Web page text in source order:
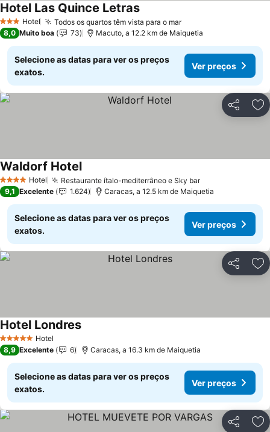
3 EstrelasHotel Todos os quartos têm vista para o mar
Hotel Las Quince Letras
8,0 Muito boa 73 Macuto, a 12.2 km de Maiquetia
Selecione as datas para ver os preços
exatos.
Ver preços
Partilhar
4 EstrelasHotel Restaurante ítalo-mediterrâneo e Sky bar
Waldorf Hotel
9,1 Excelente 1.624 Caracas, a 12.5 km de Maiquetia
Selecione as datas para ver os preços
exatos.
Ver preços
Partilhar
5 Estrelas Hotel
Hotel Londres
8,9 Excelente 6 Caracas, a 16.3 km de Maiquetia
Selecione as datas para ver os preços
exatos.
Ver preços
Partilhar